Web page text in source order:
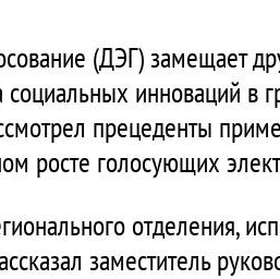
(ДЭГ) замещает
инноваций в
прецеденты
росте голосующих
отделения,
заместитель